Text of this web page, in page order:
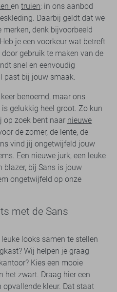
en truien: in ons aanbod
Daarbij geldt dat we
denk bijvoorbeeld
je een voorkeur wat betreft
gebruik te maken van de
snel en eenvoudig
past bij jouw smaak.
benoemd, maar ons
gelukkig heel groot. Zo kun
zoek bent naar nieuwe
de zomer, de lente, de
vind jij ongetwijfeld jouw
Een nieuwe jurk, een leuke
blazer, bij Sans is jouw
ongetwijfeld op onze
met de Sans
looks samen te stellen
Wij helpen je graag
Kies een mooie
het zwart. Draag hier een
opvallende kleur. Dat staat